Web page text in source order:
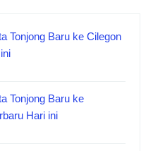
Tonjong Baru ke Cilegon
Tonjong Baru ke
Hari ini